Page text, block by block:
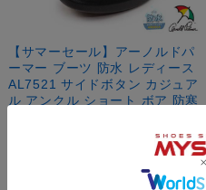
【サマーセール】アーノルドパ
ーマー ブーツ 防水 レディース
AL7521 サイドボタン カジュア
ル アンクル ショート ボア 防寒
¥7,150 (税込)
【会員SALE！8月11日23時59分ま
¥5,787 (税込)